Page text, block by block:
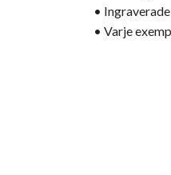
•
• Varje